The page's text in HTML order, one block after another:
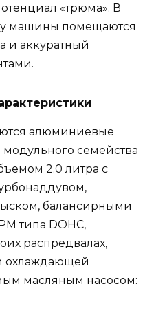
«трюма». В
машины помещаются
и аккуратный
алюминиевые
семейства
2.0 литра с
балансирными
типа DOHC,
распредвалах,
охлаждающей
масляным насосом: